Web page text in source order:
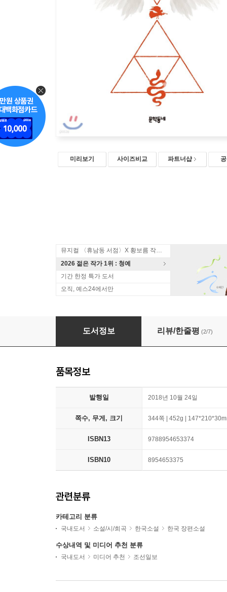
미리보기 사이즈비교 파트너샵
뮤지컬 〈휴남동 서점〉X 황보름 작가 북토크
2026 젊은 작가 1위 : 청예
기간 한정 특가 도서
오직, 예스24에서만
천사의 사슬
도서정보 리뷰/한줄평 (2/7)
품목정보
발행일 2018년 10월 24일
쪽수, 무게, 크기 344쪽 | 452g |
ISBN13 9788954653374
ISBN10 8954653375
관련분류
카테고리 분류
국내도서 소설/시/희곡 한국소설 한국 장편소설
수상내역 및 미디어 추천 분류
국내도서 미디어 추천 조선일보